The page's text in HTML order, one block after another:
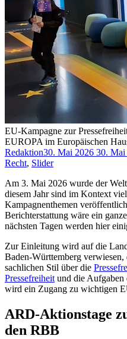
EU-Kampagne zur
EUROPA im Europäischen
Redaktion30. Mai 2026 30. Mai
Recht, Slider
Am 3. Mai 2026 wurde der
diesem Jahr sind im Kontext
Kampagnenthemen
Berichterstattung wäre ein
nächsten Tagen werden hier
Zur Einleitung wird auf die
Baden-Württemberg verwiesen,
sachlichen Stil über die
Pressefreiheit und die
wird ein Zugang zu wichtigen
ARD-Aktionstage
den RBB